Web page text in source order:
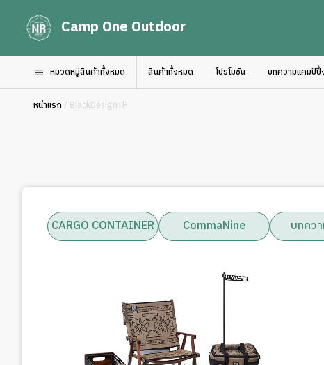
Camp One Outdoor
หมวดหมู่สินค้าทั้งหมด สินค้าทั้งหมด โปรโมชัน บทความแคมป์ปิ้
หน้าแรก / BlackDesignTH
CARGO CONTAINER CommaNine บทคว